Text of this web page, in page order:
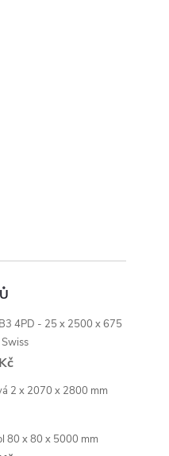
4PD - 25 x 2500 x 675
2 x 2070 x 2800 mm
80 x 80 x 5000 mm